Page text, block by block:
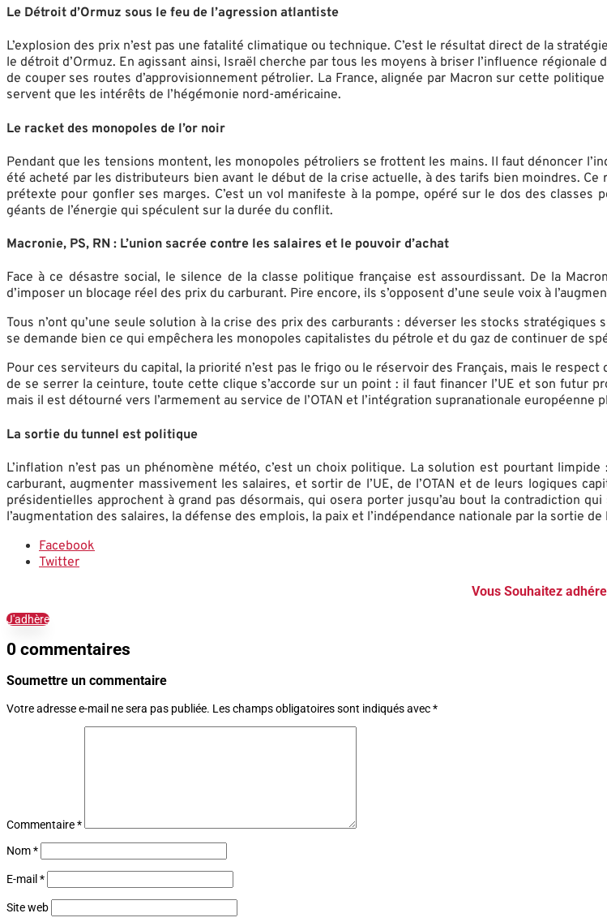
Le Détroit d’Ormuz sous le feu de l’agression atlantiste
L’explosion des prix n’est pas une fatalité climatique ou technique. C’est le résultat direct de la
le détroit d’Ormuz. En agissant ainsi, Israël cherche par tous les moyens à briser l’influence
de couper ses routes d’approvisionnement pétrolier. La France, alignée par Macron sur cette
servent que les intérêts de l’hégémonie nord-américaine.
Le racket des monopoles de l’or noir
Pendant que les tensions montent, les monopoles pétroliers se frottent les mains. Il faut dénoncer
été acheté par les distributeurs bien avant le début de la crise actuelle, à des tarifs bien moindres.
prétexte pour gonfler ses marges. C’est un vol manifeste à la pompe, opéré sur le dos des classes
géants de l’énergie qui spéculent sur la durée du conflit.
Macronie, PS, RN : L’union sacrée contre les salaires et le pouvoir d’achat
Face à ce désastre social, le silence de la classe politique française est assourdissant. De la
d’imposer un blocage réel des prix du carburant. Pire encore, ils s’opposent d’une seule voix à
Tous n’ont qu’une seule solution à la crise des prix des carburants : déverser les stocks
se demande bien ce qui empêchera les monopoles capitalistes du pétrole et du gaz de continuer de
Pour ces serviteurs du capital, la priorité n’est pas le frigo ou le réservoir des Français, mais le
de se serrer la ceinture, toute cette clique s’accorde sur un point : il faut financer l’UE et son futur
mais il est détourné vers l’armement au service de l’OTAN et l’intégration supranationale
La sortie du tunnel est politique
L’inflation n’est pas un phénomène météo, c’est un choix politique. La solution est pourtant
carburant, augmenter massivement les salaires, et sortir de l’UE, de l’OTAN et de leurs logiques
présidentielles approchent à grand pas désormais, qui osera porter jusqu’au bout la contradiction
l’augmentation des salaires, la défense des emplois, la paix et l’indépendance nationale par la sortie de
Facebook
Twitter
Vous Souhaitez
J'adhère
0 commentaires
Soumettre un commentaire
Votre adresse e-mail ne sera pas publiée. Les champs obligatoires sont indiqués avec*
Commentaire*
Nom*
E-mail *
Site web